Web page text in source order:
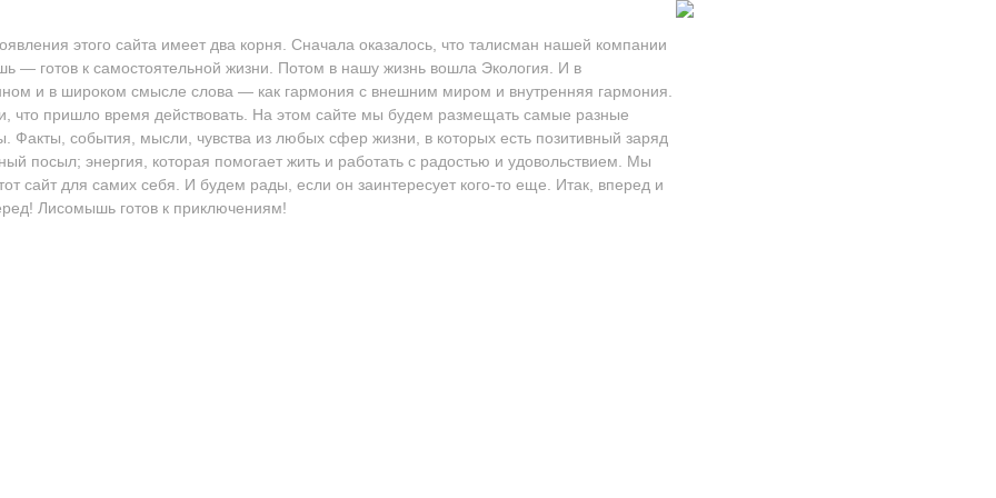
этого сайта имеет два корня. Сначала оказалось, что талисман нашей компании
— готов к самостоятельной жизни. Потом в нашу жизнь вошла Экология. И в
и в широком смысле слова — как гармония с внешним миром и внутренняя гармония.
что пришло время действовать. На этом сайте мы будем размещать самые разные
Факты, события, мысли, чувства из любых сфер жизни, в которых есть позитивный заряд
посыл; энергия, которая помогает жить и работать с радостью и удовольствием. Мы
сайт для самих себя. И будем рады, если он заинтересует кого-то еще. Итак, вперед и
Лисомышь готов к приключениям!